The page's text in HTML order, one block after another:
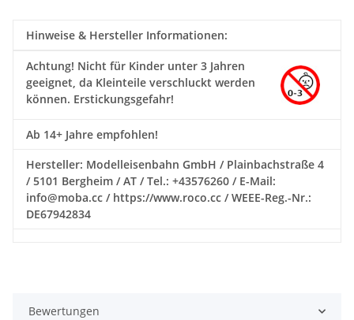
Hinweise & Hersteller Informationen:
Achtung! Nicht für Kinder unter 3 Jahren
geeignet, da Kleinteile verschluckt werden
können. Erstickungsgefahr!
Ab 14+ Jahre empfohlen!
Hersteller: Modelleisenbahn GmbH / Plainbachstraße 4
/ 5101 Bergheim / AT / Tel.: +43576260 / E-Mail:
info@moba.cc / https://www.roco.cc / WEEE-Reg.-Nr.:
DE67942834
Bewertungen